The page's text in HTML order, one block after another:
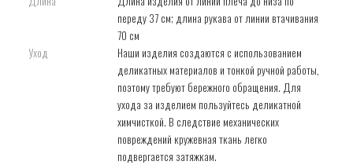
переду 37 см; длина рукава от линии втачивания
70 см
Уход
Наши изделия создаются с использованием
деликатных материалов и тонкой ручной работы,
поэтому требуют бережного обращения. Для
ухода за изделием пользуйтесь деликатной
химчисткой. В следствие механических
повреждений кружевная ткань легко
подвергается затяжкам.